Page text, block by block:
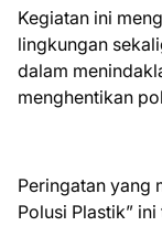
Kegiatan ini
lingkungan
dalam
menghentikan
Peringatan yang
Polusi Plastik”